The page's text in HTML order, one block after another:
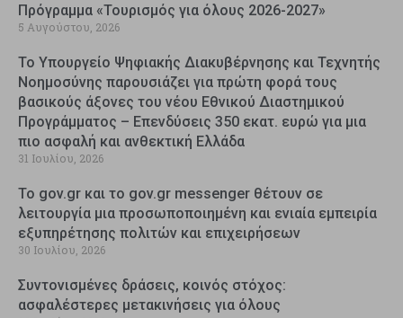
Πρόγραμμα «Τουρισμός για όλους 2026-2027»
5 Αυγούστου, 2026
Το Υπουργείο Ψηφιακής Διακυβέρνησης και Τεχνητής
Νοημοσύνης παρουσιάζει για πρώτη φορά τους
βασικούς άξονες του νέου Εθνικού Διαστημικού
Προγράμματος – Επενδύσεις 350 εκατ. ευρώ για μια
πιο ασφαλή και ανθεκτική Ελλάδα
31 Ιουλίου, 2026
Το gov.gr και το gov.gr messenger θέτουν σε
λειτουργία μια προσωποποιημένη και ενιαία εμπειρία
εξυπηρέτησης πολιτών και επιχειρήσεων
30 Ιουλίου, 2026
Συντονισμένες δράσεις, κοινός στόχος:
ασφαλέστερες μετακινήσεις για όλους